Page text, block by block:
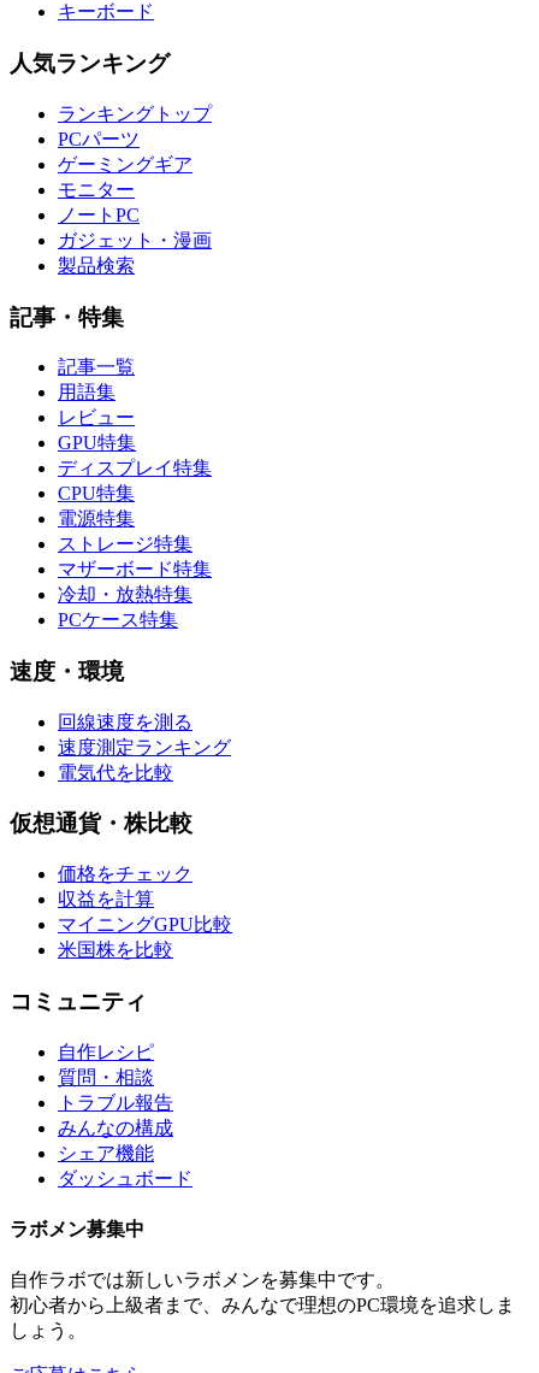
キーボード
人気ランキング
ランキングトップ
PCパーツ
ゲーミングギア
モニター
ノートPC
ガジェット・漫画
製品検索
記事・特集
記事一覧
用語集
レビュー
GPU特集
ディスプレイ特集
CPU特集
電源特集
ストレージ特集
マザーボード特集
冷却・放熱特集
PCケース特集
速度・環境
回線速度を測る
速度測定ランキング
電気代を比較
仮想通貨・株比較
価格をチェック
収益を計算
マイニングGPU比較
米国株を比較
コミュニティ
自作レシピ
質問・相談
トラブル報告
みんなの構成
シェア機能
ダッシュボード
ラボメン募集中
自作ラボでは新しいラボメンを募集中です。
初心者から上級者まで、みんなで理想のPC環境を追求しま
しょう。